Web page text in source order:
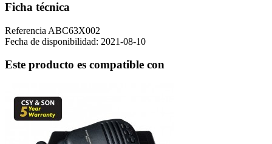
Ficha técnica
Referencia ABC63X002
Fecha de disponibilidad: 2021-08-10
Este producto es compatible con